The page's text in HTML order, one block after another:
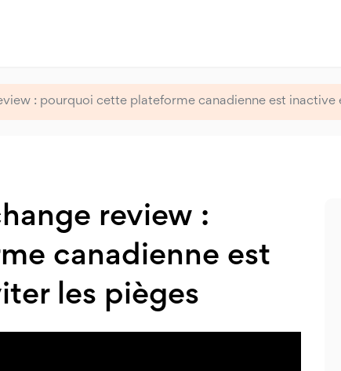
: pourquoi cette plateforme canadienne est inactive
review :
canadienne est
les pièges